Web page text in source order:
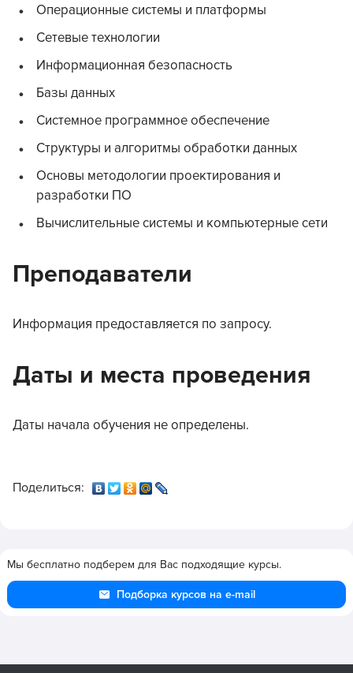
Операционные системы и платформы
Сетевые технологии
Информационная безопасность
Базы данных
Системное программное обеспечение
Структуры и алгоритмы обработки данных
Основы методологии проектирования и
разработки ПО
Вычислительные системы и компьютерные сети
Преподаватели
Информация предоставляется по запросу.
Даты и места проведения
Даты начала обучения не определены.
Поделиться:
Мы бесплатно подберем для Вас подходящие курсы.
Подборка курсов на e-mail